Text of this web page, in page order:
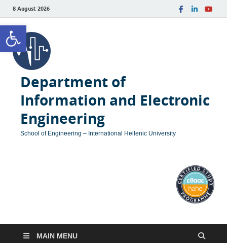
Open toolbar
8 August 2026
Department of
Information and Electronic
Engineering
School of Engineering – International Hellenic University
MAIN MENU